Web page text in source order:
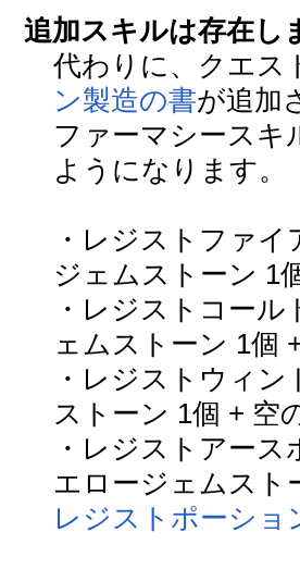
追加スキルは存在し
代わりに、クエス
ン製造の書が追加
ファーマシースキ
ようになります。
・レジストファ
ジェムストーン 1
・レジストコー
ェムストーン 1個
・レジストウィ
ストーン 1個 + 空
・レジストアー
エロージェムスト
レジストポーショ